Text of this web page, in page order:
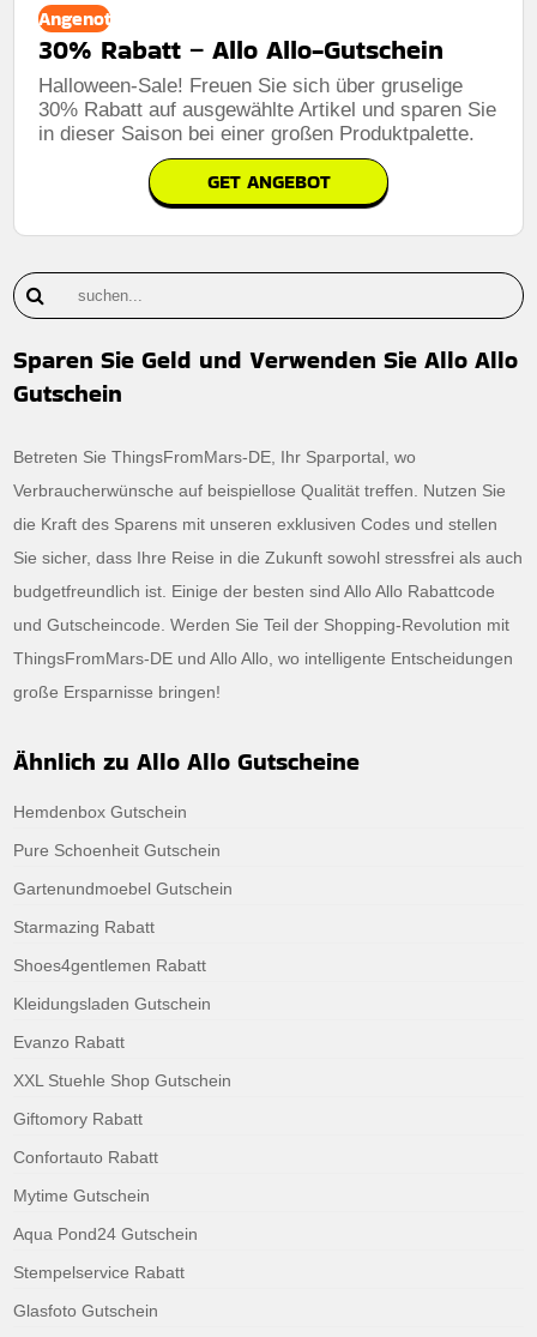
Angenot
30% Rabatt – Allo Allo-Gutschein
Halloween-Sale! Freuen Sie sich über gruselige
30% Rabatt auf ausgewählte Artikel und sparen Sie
in dieser Saison bei einer großen Produktpalette.
GET ANGEBOT
Sparen Sie Geld und Verwenden Sie Allo Allo
Gutschein
Betreten Sie ThingsFromMars-DE, Ihr Sparportal, wo
Verbraucherwünsche auf beispiellose Qualität treffen. Nutzen Sie
die Kraft des Sparens mit unseren exklusiven Codes und stellen
Sie sicher, dass Ihre Reise in die Zukunft sowohl stressfrei als auch
budgetfreundlich ist. Einige der besten sind Allo Allo Rabattcode
und Gutscheincode. Werden Sie Teil der Shopping-Revolution mit
ThingsFromMars-DE und Allo Allo, wo intelligente Entscheidungen
große Ersparnisse bringen!
Ähnlich zu Allo Allo Gutscheine
Hemdenbox Gutschein
Pure Schoenheit Gutschein
Gartenundmoebel Gutschein
Starmazing Rabatt
Shoes4gentlemen Rabatt
Kleidungsladen Gutschein
Evanzo Rabatt
XXL Stuehle Shop Gutschein
Giftomory Rabatt
Confortauto Rabatt
Mytime Gutschein
Aqua Pond24 Gutschein
Stempelservice Rabatt
Glasfoto Gutschein